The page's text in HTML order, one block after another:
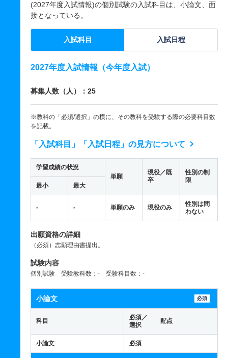
(2027年度入試情報)の個別試験の入試科目は、小論文、面
接となっている。
入試科目 入試日程
2027年度入試情報（今年度入試）
募集人数（人）：25
※教科の「必須/選択」の横に、その教科を受験する際の必要科目数
を記載。
「入試科目」「入試日程」の見方について
学習成績の状況
単願
現役／既
卒
性別の制
限
最小 最大
- - 単願のみ 現役のみ
性別は問
わない
出願資格の詳細
（必須）志願理由書提出。
試験内容
個別試験 受験教科数：- 受験科目数：-
小論文 必須
科目
必須／
選択
配点
小論文 必須